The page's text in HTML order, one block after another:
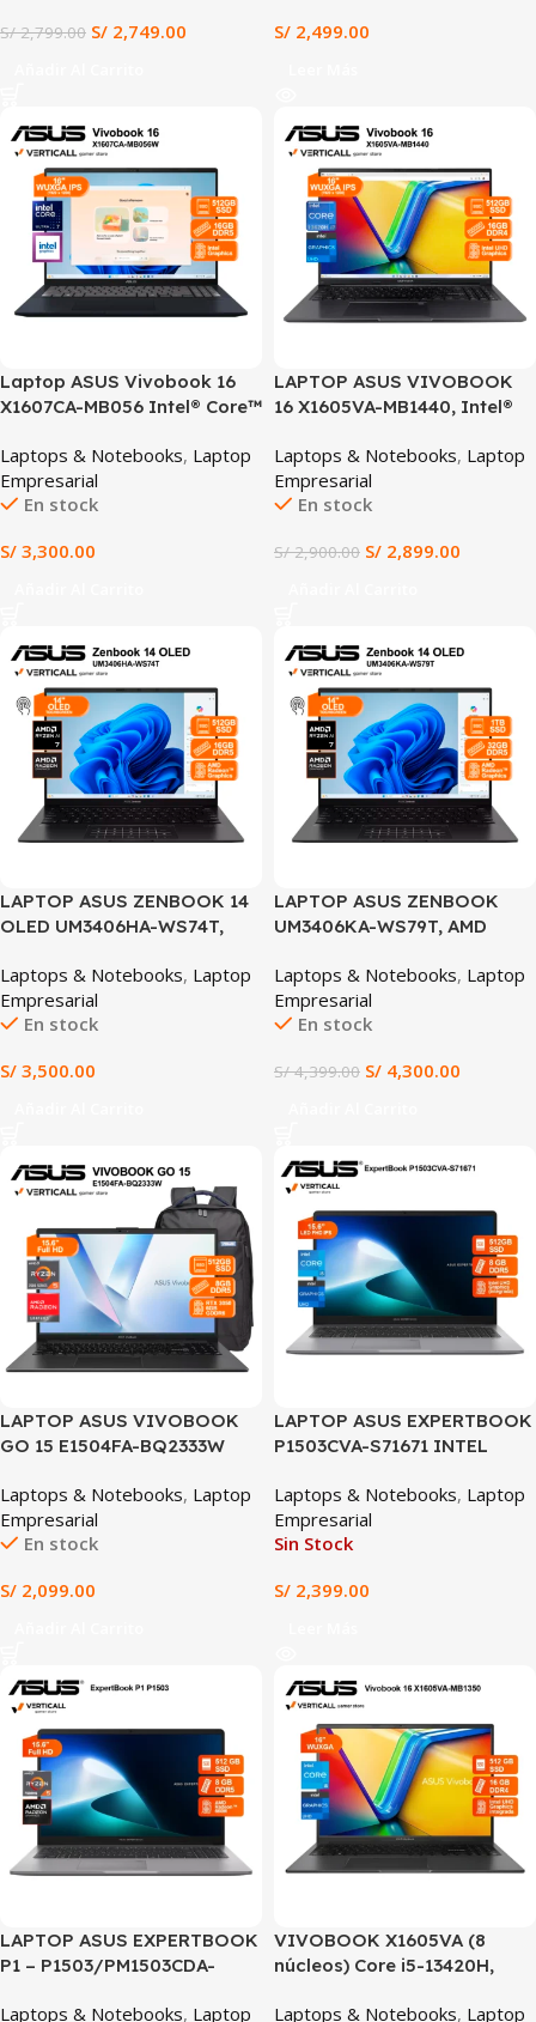
S/2,799.00 S/ 2,749.00 S/ 2,499.00
Laptop ASUS Vivobook 16
X1607CA-MB056 Intel® Core™
512GB SSD 16″ WUXGA IPS
Windows 11 Home
Laptops & Notebooks, Laptop
Empresarial
En stock
S/ 3,300.00
SALE
LAPTOP ASUS VIVOBOOK
16 X1605VA-MB1440, Intel®
512GB SSD, 16” WUXGA IPS,
Windows 11 Home, Teclado
Español, Ideal para
Laptops & Notebooks, Laptop
Empresarial
En stock
S/2,900.00 S/ 2,899.00
LAPTOP ASUS ZENBOOK 14
OLED UM3406HA-WS74T,
LPDDR5X, 512GB SSD, 14”
OLED Touch, Windows 11
Home, Ideal para Diseño,
Profesional
Laptops & Notebooks, Laptop
Empresarial
En stock
S/ 3,500.00
SALE
LAPTOP ASUS ZENBOOK
UM3406KA-WS79T, AMD
LPDDR5X, 1TB SSD, 14” OLED
Touch, Windows 11 Home,
Ideal para IA, Diseño y
Laptops & Notebooks, Laptop
Empresarial
En stock
S/4,399.00 S/ 4,300.00
LAPTOP ASUS VIVOBOOK
GO 15 E1504FA-BQ2333W
RAM, 512GB SSD, 15.6″ FHD
60HZ, WIN 11 HOME,
ESPAÑOL + MOCHILA
Laptops & Notebooks, Laptop
Empresarial
En stock
S/ 2,099.00
LAPTOP ASUS EXPERTBOOK
P1503CVA-S71671 INTEL
512GB SSD, 15.6″ FHD,
Windows 11 Home
Laptops & Notebooks, Laptop
Empresarial
Sin Stock
S/ 2,399.00
LAPTOP ASUS EXPERTBOOK
P1 – P1503/PM1503CDA-
GB DDR5, 512 GB SSD, 15.6″
Laptops & Notebooks, Laptop
VIVOBOOK X1605VA (8
núcleos) Core i5-13420H,
Pantalla 16’’ WUXGA IPS
Laptops & Notebooks, Laptop